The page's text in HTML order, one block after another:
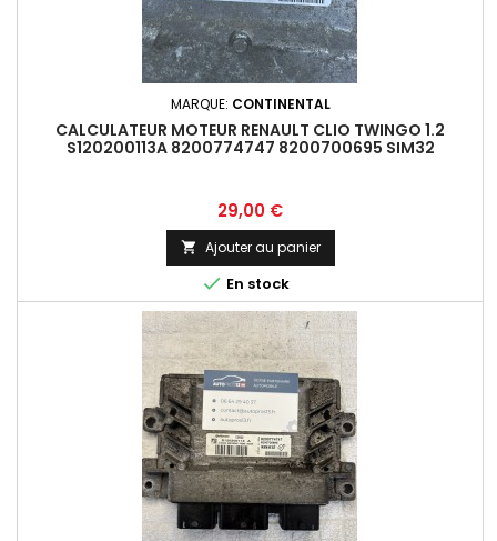
MARQUE: CONTINENTAL
CALCULATEUR MOTEUR RENAULT CLIO TWINGO 1.2
S120200113A 8200774747 8200700695 SIM32
Prix
29,00 €
 Ajouter au panier
 En stock